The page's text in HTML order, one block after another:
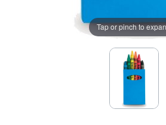
Tap or pinch to